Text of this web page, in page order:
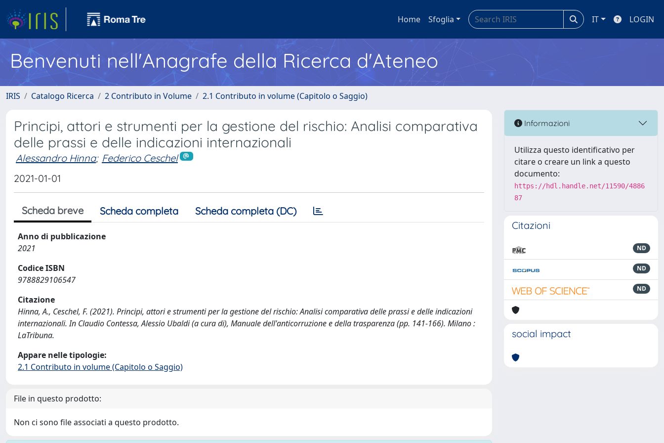
Home Sfoglia IT LOGIN
Benvenuti nell'Anagrafe della Ricerca d'Ateneo
IRIS Catalogo Ricerca 2 Contributo in Volume 2.1 Contributo in volume (Capitolo o Saggio)
Principi, attori e strumenti per la gestione del rischio: Analisi comparativa
delle prassi e delle indicazioni internazionali
Alessandro Hinna; Federico Ceschel
2021-01-01
Scheda breve Scheda completa Scheda completa (DC)
Anno di pubblicazione
2021
Codice ISBN
9788829106547
Citazione
Hinna, A., Ceschel, F. (2021). Principi, attori e strumenti per la gestione del rischio: Analisi comparativa delle prassi e delle indicazioni
internazionali. In Claudio Contessa, Alessio Ubaldi (a cura di), Manuale dell'anticorruzione e della trasparenza (pp. 141-166). Milano :
LaTribuna.
Appare nelle tipologie:
2.1 Contributo in volume (Capitolo o Saggio)
File in questo prodotto:
Non ci sono file associati a questo prodotto.
Informazioni
Utilizza questo identificativo per
citare o creare un link a questo
documento:
https://hdl.handle.net/11590/4886
87
Citazioni
ND
ND
ND
social impact